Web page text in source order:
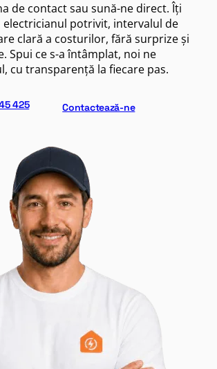
de contact sau sună-ne direct. Îți
potrivit, intervalul de
clară a costurilor, fără surprize și
Spui ce s-a întâmplat, noi ne
cu transparență la fiecare pas.
425 Contactează-ne